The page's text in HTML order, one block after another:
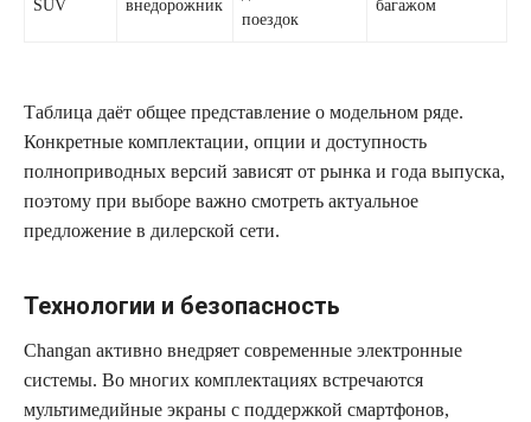
SUV
внедорожник
поездок
багажом
Таблица даёт общее представление о модельном ряде.
Конкретные комплектации, опции и доступность
полноприводных версий зависят от рынка и года выпуска,
поэтому при выборе важно смотреть актуальное
предложение в дилерской сети.
Технологии и безопасность
Changan активно внедряет современные электронные
системы. Во многих комплектациях встречаются
мультимедийные экраны с поддержкой смартфонов,